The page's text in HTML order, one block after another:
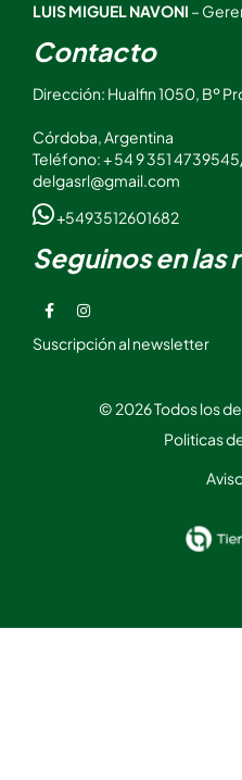
LUIS MIGUEL NAVONI –
Contacto
Dirección: Hualfin 1050, Bº
Córdoba, Argentina
Teléfono: + 54 9 351
delgasrl@gmail.com
+5493512601682
Seguinos en las
Suscripción al newsletter
© 2026 Todos los
Politicas